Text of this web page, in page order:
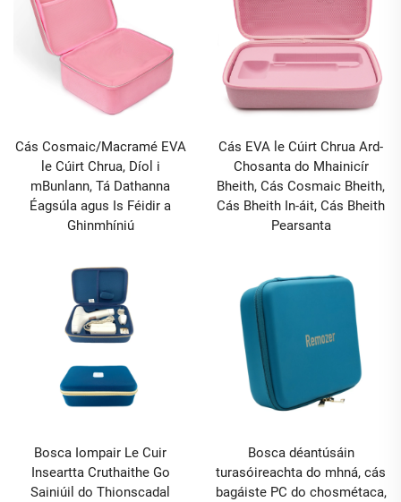
Cás Cosmaic/Macramé EVA
le Cúirt Chrua, Díol i
mBunlann, Tá Dathanna
Éagsúla agus Is Féidir a
Ghinmhíniú
Cás EVA le Cúirt Chrua Ard-
Chosanta do Mhainicír
Bheith, Cás Cosmaic Bheith,
Cás Bheith In-áit, Cás Bheith
Pearsanta
Bosca Iompair Le Cuir
Inseartta Cruthaithe Go
Sainiúil do Thionscadal
Bosca déantúsáin
turasóireachta do mhná, cás
bagáiste PC do chosmétaca,